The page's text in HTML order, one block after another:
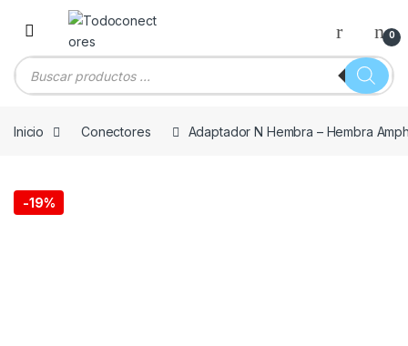
Skip to navigation
Skip to content
0
Búsqueda de productos
Inicio Conectores Adaptador N Hembra – Hembra
-19%